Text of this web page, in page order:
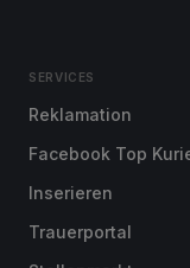
SERVICES
Reklamation
Facebook Top
Inserieren
Trauerportal